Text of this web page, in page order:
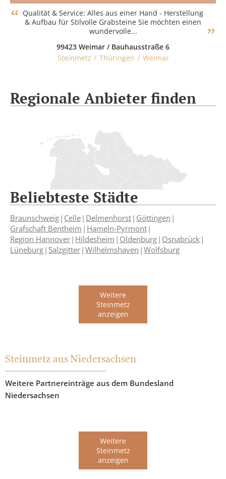
Qualität & Service: Alles aus einer Hand - Herstellung
& Aufbau für Stilvolle Grabsteine Sie möchten einen
wundervolle...
99423 Weimar / Bauhausstraße 6
Steinmetz
Thüringen Weimar
Regionale Anbieter finden
Beliebteste Städte
Braunschweig Celle Delmenhorst Göttingen
Grafschaft Bentheim Hameln-Pyrmont
Region Hannover Hildesheim Oldenburg Osnabrück
Lüneburg Salzgitter Wilhelmshaven Wolfsburg
Weitere
Steinmetz
anzeigen
Steinmetz aus Niedersachsen
Weitere Partnereinträge aus dem Bundesland
Niedersachsen
Weitere
Steinmetz
anzeigen